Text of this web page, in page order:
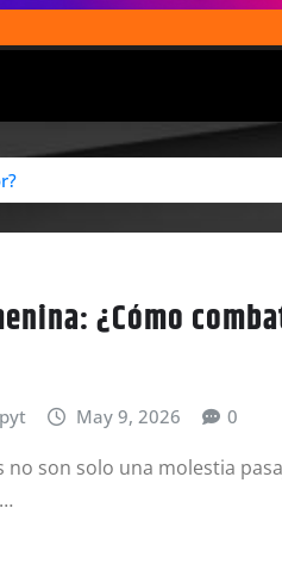
¿Cómo
May 9, 2026 0
no son solo una molestia